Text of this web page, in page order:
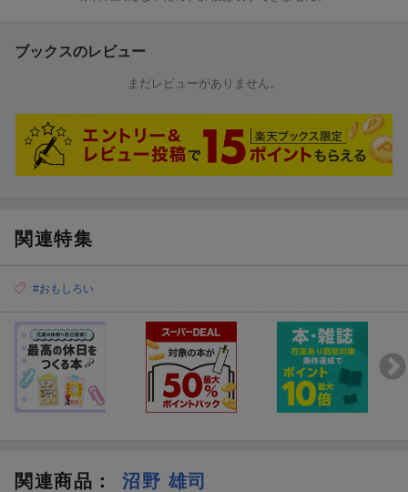
ブックスのレビュー
まだレビューがありません。
関連特集
#おもしろい
関連商品 ： 沼野 雄司